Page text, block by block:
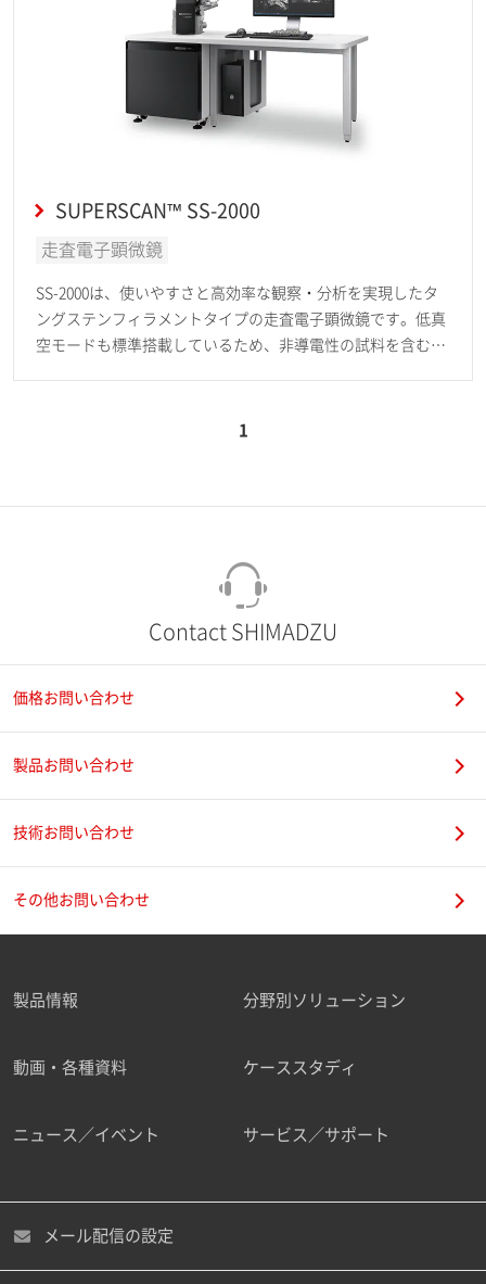
SUPERSCAN™ SS-2000
走査電子顕微鏡
SS-2000は、使いやすさと高効率な観察・分析を実現したタ
ングステンフィラメントタイプの走査電子顕微鏡です。低真
空モードも標準搭載しているため、非導電性の試料を含む
1
Contact SHIMADZU
価格お問い合わせ
製品お問い合わせ
技術お問い合わせ
その他お問い合わせ
製品情報 分野別ソリューション
動画・各種資料 ケーススタディ
ニュース／イベント サービス／サポート
メール配信の設定